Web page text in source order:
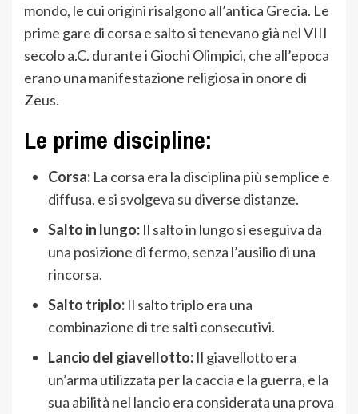
mondo, le cui origini risalgono all’antica Grecia. Le
prime gare di corsa e salto si tenevano già nel VIII
secolo a.C. durante i Giochi Olimpici, che all’epoca
erano una manifestazione religiosa in onore di
Zeus.
Le prime discipline:
Corsa: La corsa era la disciplina più semplice e
diffusa, e si svolgeva su diverse distanze.
Salto in lungo: Il salto in lungo si eseguiva da
una posizione di fermo, senza l’ausilio di una
rincorsa.
Salto triplo: Il salto triplo era una
combinazione di tre salti consecutivi.
Lancio del giavellotto: Il giavellotto era
un’arma utilizzata per la caccia e la guerra, e la
sua abilità nel lancio era considerata una prova